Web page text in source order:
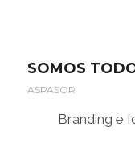
SOMOS
ASPASOR
Branding e